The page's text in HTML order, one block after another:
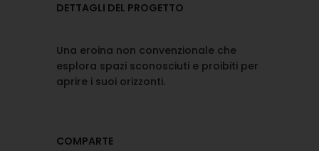
DETTAGLI DEL PROGETTO
Una eroina non convenzionale che
esplora spazi sconosciuti e proibiti per
aprire i suoi orizzonti.
COMPARTE